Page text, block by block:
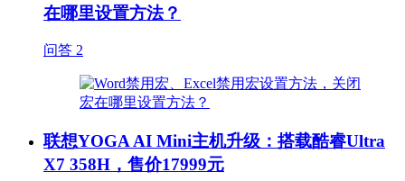
在哪里设置方法？
问答 2
联想YOGA AI Mini主机升级：搭载酷睿Ultra
X7 358H，售价17999元